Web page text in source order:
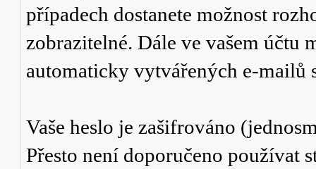
případech dostanete možnost
zobrazitelné. Dále ve vašem účtu
automaticky vytvářených e-mailů
Vaše heslo je zašifrováno
Přesto není doporučeno používat